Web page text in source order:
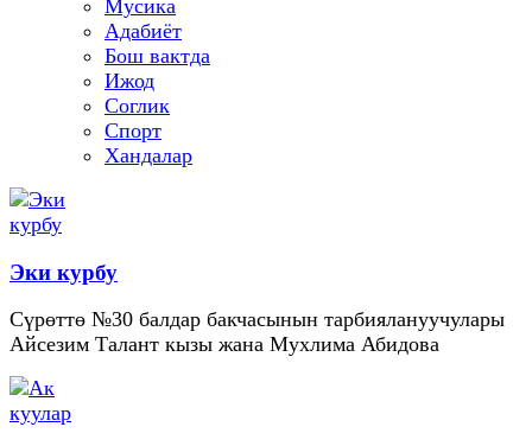
Мусика
Адабиёт
Бош вактда
Ижод
Соглик
Спорт
Хандалар
Эки курбу
Сүрөттө №30 балдар бакчасынын тарбиялануучулары
Айсезим Талант кызы жана Мухлима Абидова